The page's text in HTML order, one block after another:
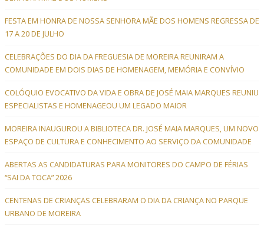
FESTA EM HONRA DE NOSSA SENHORA MÃE DOS HOMENS REGRESSA DE
17 A 20 DE JULHO
CELEBRAÇÕES DO DIA DA FREGUESIA DE MOREIRA REUNIRAM A
COMUNIDADE EM DOIS DIAS DE HOMENAGEM, MEMÓRIA E CONVÍVIO
COLÓQUIO EVOCATIVO DA VIDA E OBRA DE JOSÉ MAIA MARQUES REUNIU
ESPECIALISTAS E HOMENAGEOU UM LEGADO MAIOR
MOREIRA INAUGUROU A BIBLIOTECA DR. JOSÉ MAIA MARQUES, UM NOVO
ESPAÇO DE CULTURA E CONHECIMENTO AO SERVIÇO DA COMUNIDADE
ABERTAS AS CANDIDATURAS PARA MONITORES DO CAMPO DE FÉRIAS
“SAI DA TOCA” 2026
CENTENAS DE CRIANÇAS CELEBRARAM O DIA DA CRIANÇA NO PARQUE
URBANO DE MOREIRA